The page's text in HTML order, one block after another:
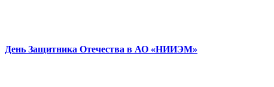
День Защитника Отечества в АО «НИИЭМ»